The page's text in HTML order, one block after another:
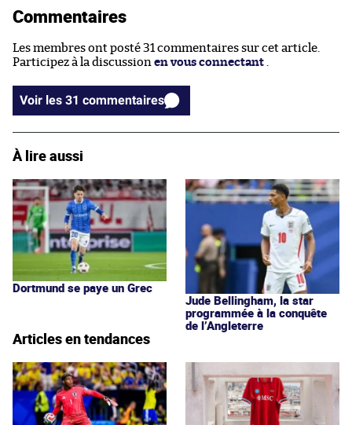
Commentaires
Les membres ont posté 31 commentaires sur cet article.
Participez à la discussion en vous connectant
Voir les 31 commentaires
À lire aussi
Dortmund se paye un Grec
Jude Bellingham, la star
programmée à la conquête
de l’Angleterre
Articles en tendances